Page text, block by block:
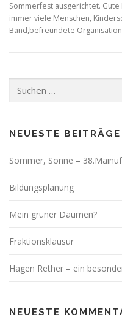
Sommerfest ausgerichtet.
immer viele Menschen,
Band,befreundete
nach:
NEUESTE BEITRÄGE
Sommer, Sonne –
Bildungsplanung
Mein grüner Daumen?
Fraktionsklausur
Hagen Rether – ein
NEUESTE